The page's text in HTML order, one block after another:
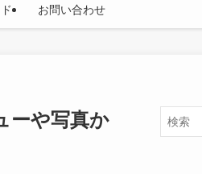
お問い合わせ
ーや写真か